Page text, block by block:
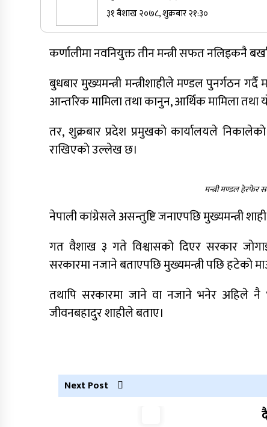
कर्णालीमा कांग्रेसका चार मन्त्रीहरूले दिए
राजीनामा
निधन
३१ बैशाख २०७८, शुक्रबार २१:३०
कर्णालीमा नवनियुक्त तीन मन्त्री सफत नलिइकनै
बुधबार मुख्यमन्त्री मन्त्रीशाहीले मण्डल पुनर्गठन गर्दै
आन्तरिक मामिला तथा कानुन, आर्थिक मामिला तथा
तर, शुक्रबार प्रदेश प्रमुखकाे कार्यालयले
राखिएकाे उल्लेख छ।
मन्त्री मण्डल हेरफेर
नेपाली कांग्रेसले असन्तुष्टि जनाएपछि मुख्यमन्त्री
गत वैशाख ३ गते विश्वासको दिएर सरकार
सरकारमा नजाने बताएपछि मुख्यमन्त्री पछि हटेकाे
तथापि सरकारमा जाने वा नजाने भनेर अहिले
जीवनबहादुर शाहीले बताए।
Next Post